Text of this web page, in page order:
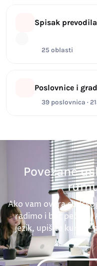
Spisak
25 oblasti
Poslovnice i
39 poslovnica ·
Povezane
Ako vam overa
radimo i bez pečata.
jezik, upišite kurs —